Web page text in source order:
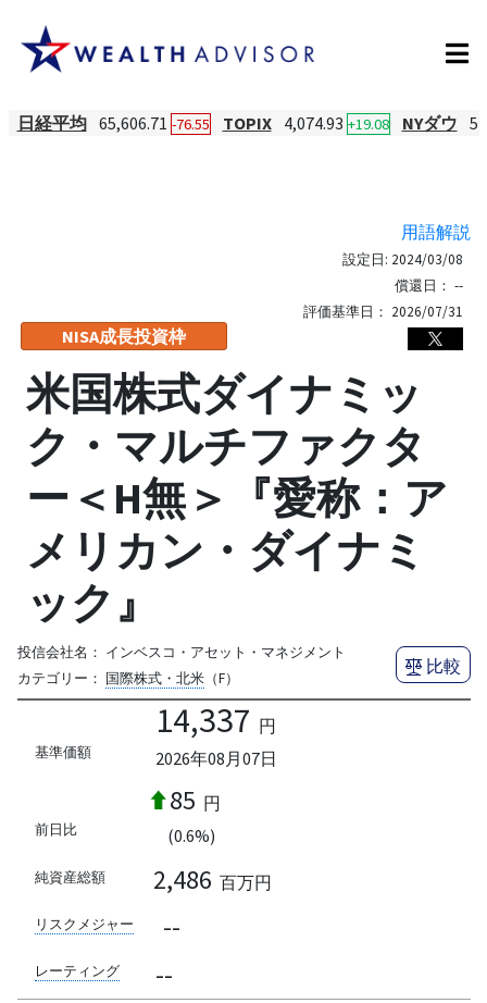
日経平均 65,606.71 -76.55 TOPIX 4,074.93 +19.08 NYダウ
用語解説
NISA成長投資枠
設定日: 2024/03/08
償還日： --
評価基準日： 2026/07/31
米国株式ダイナミッ
ク・マルチファクタ
ー＜H無＞『愛称：ア
メリカン・ダイナミ
ック』
投信会社名： インベスコ・アセット・マネジメント
カテゴリー： 国際株式・北米（F）
比較
基準価額
14,337 円
2026年08月07日
前日比
85 円
(0.6%)
純資産総額 2,486 百万円
リスクメジャー --
レーティング --